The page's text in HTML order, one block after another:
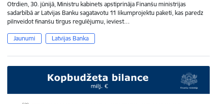
Otrdien, 30. jūnijā, Ministru kabinets apstiprināja Finanšu ministrijas
sadarbībā ar Latvijas Banku sagatavotu 11 likumprojektu paketi, kas paredz
pilnveidot finanšu tirgus regulējumu, ieviest…
Jaunumi Latvijas Banka